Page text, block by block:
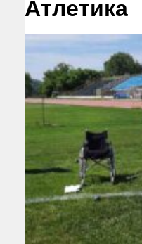
Атлетика